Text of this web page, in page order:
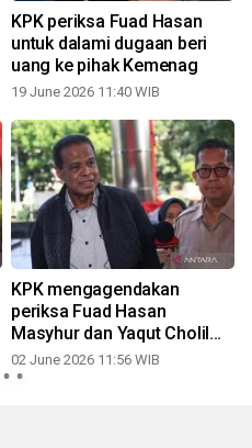
KPK periksa Fuad Hasan
untuk dalami dugaan beri
uang ke pihak Kemenag
19 June 2026 11:40 WIB
KPK mengagendakan
periksa Fuad Hasan
Masyhur dan Yaqut Cholil
Qoumas
02 June 2026 11:56 WIB